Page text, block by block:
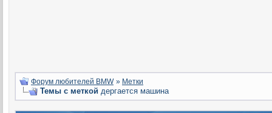
Форум любителей BMW » Метки
Темы с меткой дергается машина